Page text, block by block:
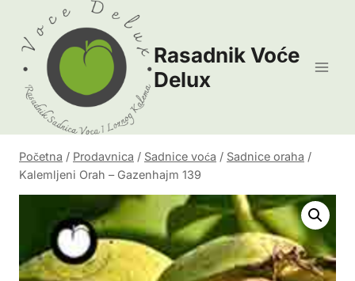
content
Rasadnik Voće
Delux
Početna / Prodavnica / Sadnice voća / Sadnice oraha /
Kalemljeni Orah – Gazenhajm 139